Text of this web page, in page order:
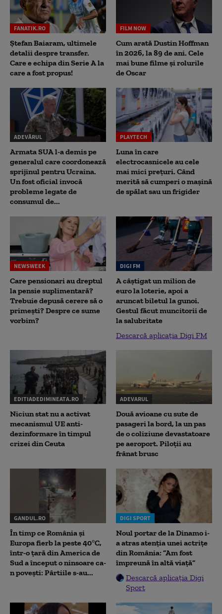
FANATIK.RO
Ștefan Baiaram, ultimele
detalii despre transfer.
Care e echipa din Serie A la
care a fost propus!
FILM NOW
Cum arată Dustin Hoffman
în 2026, la 89 de ani. Cele
mai bune filme și rolurile
de Oscar
ADEVĂRUL
Armata SUA l-a demis pe
generalul care coordonează
sprijinul pentru Ucraina.
Un fost oficial invocă
probleme legate de
consumul de...
PLAYTECH
Luna în care
electrocasnicele au cele
mai mici prețuri. Când
merită să cumperi o mașină
de spălat sau un frigider
NEWSWEEK
Care pensionari au dreptul
la pensie suplimentară?
Trebuie depusă cerere să o
primești? Despre ce sume
vorbim?
DIGI FM
A câștigat un milion de
euro la loterie, apoi a
aruncat biletul la gunoi.
Gestul făcut muncitorii de
la salubritate
Descarcă aplicația Digi FM
EDITIADEDIMINEATA.RO
Niciun stat nu a activat
mecanismul UE anti-
dezinformare în timpul
crizei din Ceuta
ADEVARUL
Două avioane cu sute de
pasageri la bord, la un pas
de o coliziune devastatoare
pe aeroport. Piloții au
frânat brusc
GANDUL.RO
În timp ce România și
Europa fierb la peste 40°C,
într-o țară din America de
Sud a început o ninsoare ca-
n povești: Pârtiile s-au...
DIGI SPORT
Noul portar de la Dinamo i-
a atras atenția unei actrițe
din România: ”Am fost
împreună în altă viață”
Descarcă aplicația Digi
Sport